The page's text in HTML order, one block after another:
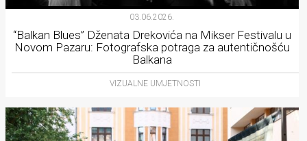
03.06.2026.
“Balkan Blues” Dženata Drekovića na Mikser Festivalu u
Novom Pazaru: Fotografska potraga za autentičnošću
Balkana
VIZUALNE UMJETNOSTI